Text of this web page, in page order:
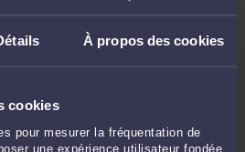
À propos des cookies
cookies
pour mesurer la fréquentation de
une expérience utilisateur fondée
labour law : Rupture ...
« We know how important it is to make a good